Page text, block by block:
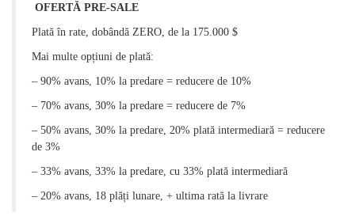
OFERTĂ PRE-SALE
Plată în rate, dobândă ZERO, de la 175.000 $
Mai multe opțiuni de plată:
– 90% avans, 10% la predare = reducere de 10%
– 70% avans, 30% la predare = reducere de 7%
– 50% avans, 30% la predare, 20% plată intermediară = reducere
de 3%
– 33% avans, 33% la predare, cu 33% plată intermediară
– 20% avans, 18 plăți lunare, + ultima rată la livrare